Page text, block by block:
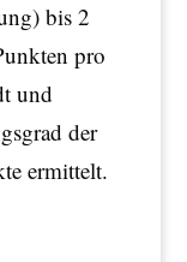
bis 2
pro
und
der
ermittelt.